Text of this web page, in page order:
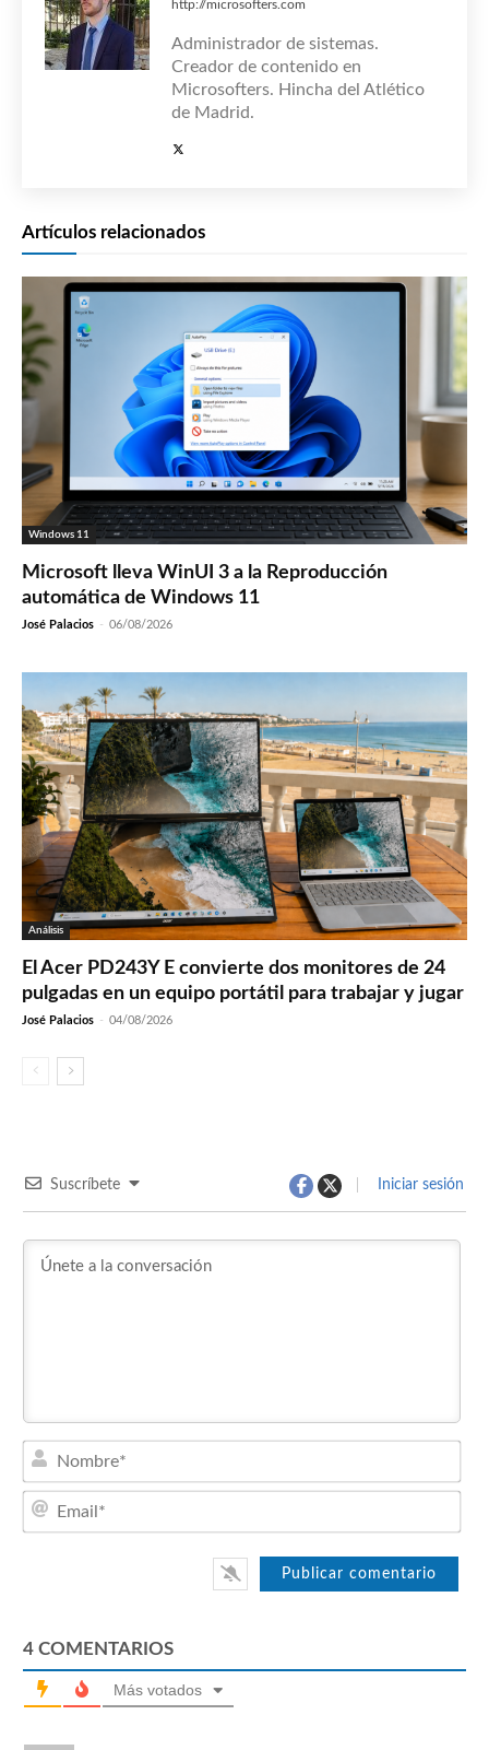
http://microsofters.com
Administrador de sistemas.
Creador de contenido en
Microsofters. Hincha del Atlético
de Madrid.
Artículos relacionados
Windows 11
Microsoft lleva WinUI 3 a la Reproducción
automática de Windows 11
José Palacios - 06/08/2026
Análisis
El Acer PD243Y E convierte dos monitores de 24
pulgadas en un equipo portátil para trabajar y jugar
José Palacios - 04/08/2026
Suscríbete Iniciar sesión
4 COMENTARIOS
Más votados